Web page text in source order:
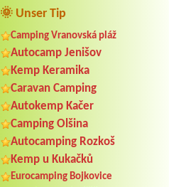
🌞 Unser Tip
Camping Vranovská pláž
Autocamp Jenišov
Kemp Keramika
Caravan Camping
Autokemp Kačer
Camping Olšina
Autocamping Rozkoš
Kemp u Kukačků
Eurocamping Bojkovice